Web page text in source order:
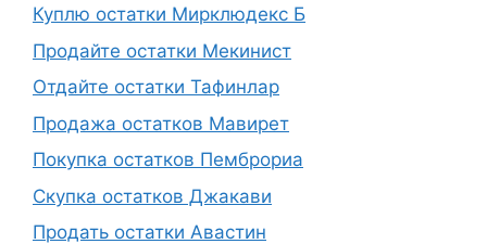
Куплю остатки Мирклюдекс Б
Продайте остатки Мекинист
Отдайте остатки Тафинлар
Продажа остатков Мавирет
Покупка остатков Пемброриа
Скупка остатков Джакави
Продать остатки Авастин